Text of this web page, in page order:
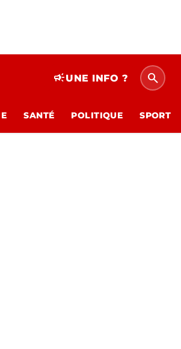
campaignUNE INFO ? search
SANTÉ POLITIQUE SPORT